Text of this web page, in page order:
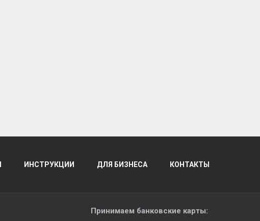
ИНСТРУКЦИИ ДЛЯ БИЗНЕСА КОНТАКТЫ
Принимаем банковские карты: